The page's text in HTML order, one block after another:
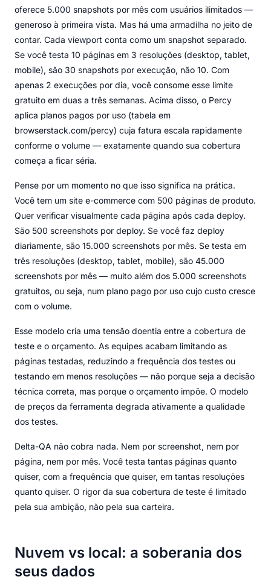
oferece 5.000 snapshots por mês com usuários ilimitados —
generoso à primeira vista. Mas há uma armadilha no jeito de
contar. Cada viewport conta como um snapshot separado.
Se você testa 10 páginas em 3 resoluções (desktop, tablet,
mobile), são 30 snapshots por execução, não 10. Com
apenas 2 execuções por dia, você consome esse limite
gratuito em duas a três semanas. Acima disso, o Percy
aplica planos pagos por uso (tabela em
browserstack.com/percy) cuja fatura escala rapidamente
conforme o volume — exatamente quando sua cobertura
começa a ficar séria.
Pense por um momento no que isso significa na prática.
Você tem um site e-commerce com 500 páginas de produto.
Quer verificar visualmente cada página após cada deploy.
São 500 screenshots por deploy. Se você faz deploy
diariamente, são 15.000 screenshots por mês. Se testa em
três resoluções (desktop, tablet, mobile), são 45.000
screenshots por mês — muito além dos 5.000 screenshots
gratuitos, ou seja, num plano pago por uso cujo custo cresce
com o volume.
Esse modelo cria uma tensão doentia entre a cobertura de
teste e o orçamento. As equipes acabam limitando as
páginas testadas, reduzindo a frequência dos testes ou
testando em menos resoluções — não porque seja a decisão
técnica correta, mas porque o orçamento impõe. O modelo
de preços da ferramenta degrada ativamente a qualidade
dos testes.
Delta-QA não cobra nada. Nem por screenshot, nem por
página, nem por mês. Você testa tantas páginas quanto
quiser, com a frequência que quiser, em tantas resoluções
quanto quiser. O rigor da sua cobertura de teste é limitado
pela sua ambição, não pela sua carteira.
Nuvem vs local: a soberania dos
seus dados